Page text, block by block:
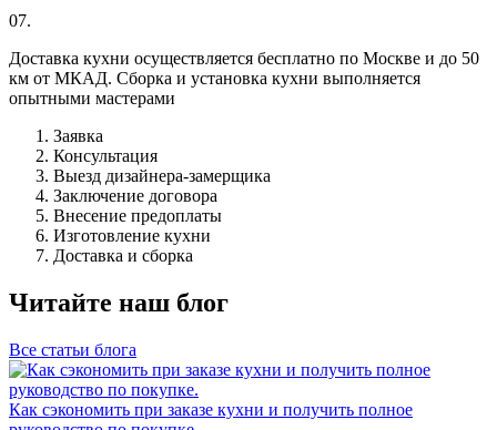
07.
Доставка кухни осуществляется бесплатно по Москве и до 50
км от МКАД. Сборка и установка кухни выполняется
опытными мастерами
Заявка
Консультация
Выезд дизайнера-замерщика
Заключение договора
Внесение предоплаты
Изготовление кухни
Доставка и сборка
Читайте наш блог
Все статьи блога
Как сэкономить при заказе кухни и получить полное